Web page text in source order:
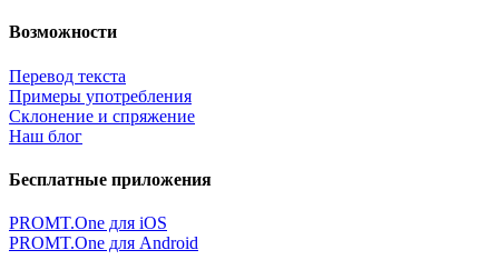
Возможности
Перевод текста
Примеры употребления
Склонение и спряжение
Наш блог
Бесплатные приложения
PROMT.One для iOS
PROMT.One для Android